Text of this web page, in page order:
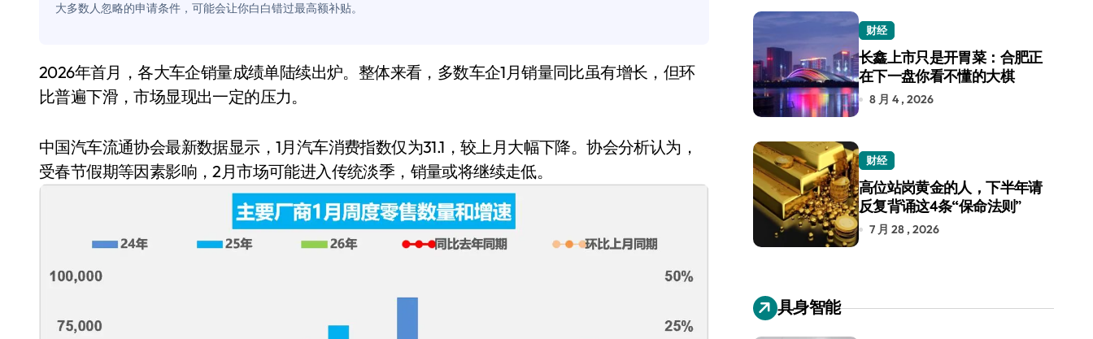
花钱买宝马，启动先看蜘蛛侠？”车主怒了：车内不是广告屏！
你的U盘格式对了吗？详解exFAT和NTFS的终极对决
轻到忽略不计 大疆Mini 2S内录实测，值不值得冲？
从“卖电视”到“定规则”：海信拿下RGB-Mini LED全球话语权
对不起胖东来，我先不学了——永辉的“休克疗法”宣告暂停
国际首次！中国钙钛矿探测器太空“开箱”，一边探测射线一边光伏发电
大多数人忽略的申请条件，可能会让你白白错过最高额补贴。
2026年首月，各大车企销量成绩单陆续出炉。整体来看，多数车企1月销量同比虽有增长，但环
比普遍下滑，市场显现出一定的压力。
中国汽车流通协会最新数据显示，1月汽车消费指数仅为31.1，较上月大幅下降。协会分析认为，
受春节假期等因素影响，2月市场可能进入传统淡季，销量或将继续走低。
财经
长鑫上市只是开胃菜：合肥正
在下一盘你看不懂的大棋
8 月 4 , 2026
财经
高位站岗黄金的人，下半年请
反复背诵这4条“保命法则”
7 月 28 , 2026
具身智能